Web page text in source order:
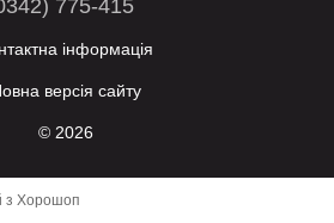
775-415
інформація
версія сайту
© 2026
з Хорошоп